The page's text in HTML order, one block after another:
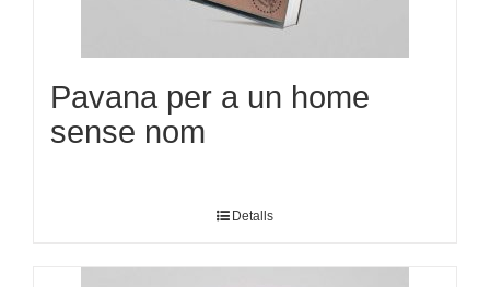
Pavana per a un home
sense nom
Detalls